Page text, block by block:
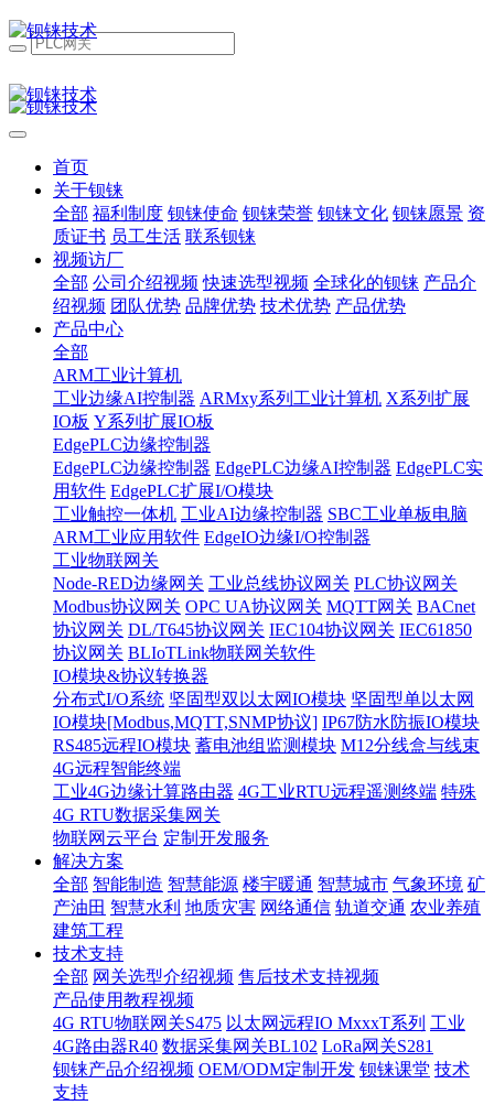
首页
关于钡铼
全部 福利制度 钡铼使命 钡铼荣誉 钡铼文化 钡铼愿景 资
质证书 员工生活 联系钡铼
视频访厂
全部 公司介绍视频 快速选型视频 全球化的钡铼 产品介
绍视频 团队优势 品牌优势 技术优势 产品优势
产品中心
全部
ARM工业计算机
工业边缘AI控制器 ARMxy系列工业计算机 X系列扩展
IO板 Y系列扩展IO板
EdgePLC边缘控制器
EdgePLC边缘控制器 EdgePLC边缘AI控制器 EdgePLC实
用软件 EdgePLC扩展I/O模块
工业触控一体机 工业AI边缘控制器 SBC工业单板电脑
ARM工业应用软件 EdgeIO边缘I/O控制器
工业物联网关
Node-RED边缘网关 工业总线协议网关 PLC协议网关
Modbus协议网关 OPC UA协议网关 MQTT网关 BACnet
协议网关 DL/T645协议网关 IEC104协议网关 IEC61850
协议网关 BLIoTLink物联网关软件
IO模块&协议转换器
分布式I/O系统 坚固型双以太网IO模块 坚固型单以太网
IO模块[Modbus,MQTT,SNMP协议] IP67防水防振IO模块
RS485远程IO模块 蓄电池组监测模块 M12分线盒与线束
4G远程智能终端
工业4G边缘计算路由器 4G工业RTU远程遥测终端 特殊
4G RTU数据采集网关
物联网云平台 定制开发服务
解决方案
全部 智能制造 智慧能源 楼宇暖通 智慧城市 气象环境 矿
产油田 智慧水利 地质灾害 网络通信 轨道交通 农业养殖
建筑工程
技术支持
全部 网关选型介绍视频 售后技术支持视频
产品使用教程视频
4G RTU物联网关S475 以太网远程IO MxxxT系列 工业
4G路由器R40 数据采集网关BL102 LoRa网关S281
钡铼产品介绍视频 OEM/ODM定制开发 钡铼课堂 技术
支持